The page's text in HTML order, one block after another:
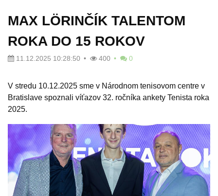
MAX LÖRINČÍK TALENTOM
ROKA DO 15 ROKOV
11.12.2025 10:28:50 400 0
V stredu 10.12.2025 sme v Národnom tenisovom centre v
Bratislave spoznali víťazov 32. ročníka ankety Tenista roka
2025.